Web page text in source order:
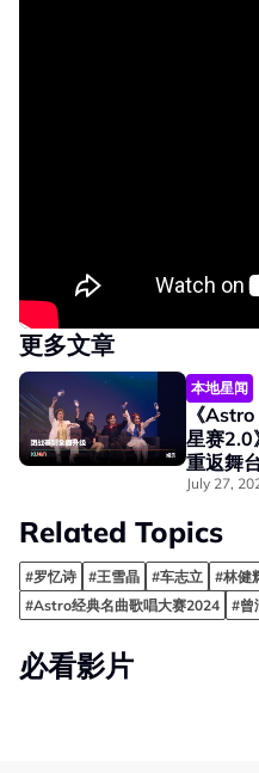
更多文章
本地星闻
《
星赛2.0
重返舞
July 27,
Related Topics
#罗忆诗 #王雪晶 #车志立 #林健
#Astro经典名曲歌唱大赛2024
#曾
必看影片